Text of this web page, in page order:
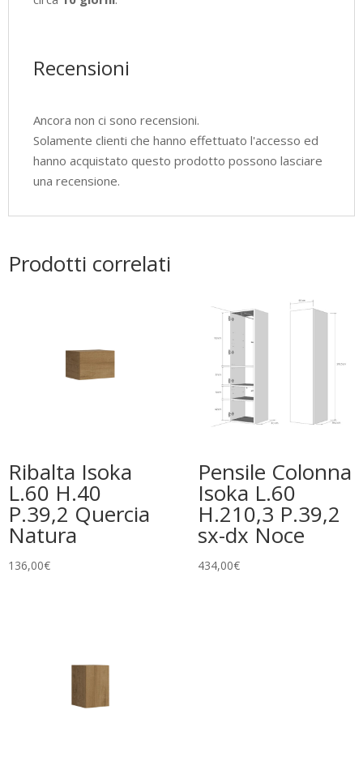
Recensioni
Ancora non ci sono recensioni.
Solamente clienti che hanno effettuato l'accesso ed
hanno acquistato questo prodotto possono lasciare
una recensione.
Prodotti correlati
Ribalta Isoka
L.60 H.40
P.39,2 Quercia
Natura
136,00€
Pensile Colonna
Isoka L.60
H.210,3 P.39,2
sx-dx Noce
434,00€